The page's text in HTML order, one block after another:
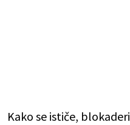
Kako se ističe,